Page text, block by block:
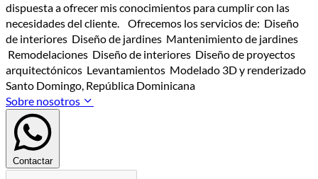
dispuesta a ofrecer mis conocimientos para cumplir con las
necesidades del cliente. Ofrecemos los servicios de: Diseño
de interiores Diseño de jardines Mantenimiento de jardines
Remodelaciones Diseño de interiores Diseño de proyectos
arquitectónicos Levantamientos Modelado 3D y renderizado
Santo Domingo, República Dominicana
Sobre nosotros
Contactar